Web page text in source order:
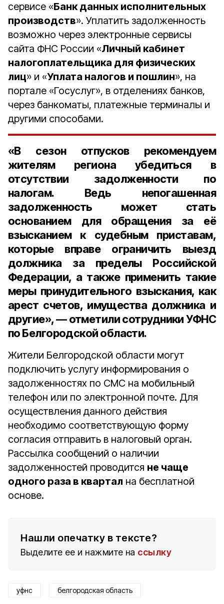
сервисе «Банк данных исполнительных
производств». Уплатить задолженность
возможно через электронные сервисы
сайта ФНС России «Личный кабинет
налогоплательщика для физических
лиц» и «Уплата налогов и пошлин», на
портале «Госуслуг», в отделениях банков,
через банкоматы, платежные терминалы и
другими способами.
«В сезон отпусков рекомендуем
жителям региона убедиться в
отсутствии задолженности по
налогам. Ведь непогашенная
задолженность может стать
основанием для обращения за её
взысканием к судебным приставам,
которые вправе ограничить выезд
должника за пределы Российской
Федерации, а также применить такие
меры принудительного взыскания, как
арест счетов, имущества должника и
другие», — отметили сотрудники УФНС
по Белгородской области.
Жители Белгородской области могут
подключить услугу информирования о
задолженностях по СМС на мобильный
телефон или по электронной почте. Для
осуществления данного действия
необходимо соответствующую форму
согласия отправить в налоговый орган.
Рассылка сообщений о наличии
задолженностей проводится не чаще
одного раза в квартал на бесплатной
основе.
Нашли опечатку в тексте?
Выделите ее и нажмите на ссылку
уфнс белгородская область